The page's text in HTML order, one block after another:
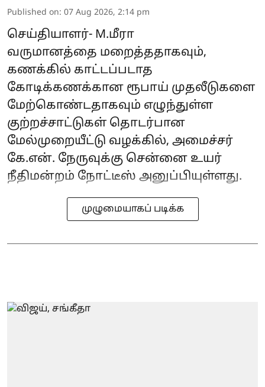
Published on: 07 Aug 2026, 2:14 pm
செய்தியாளர்- M.மீரா
வருமானத்தை மறைத்ததாகவும்,
கணக்கில் காட்டப்படாத
கோடிக்கணக்கான ரூபாய் முதலீடுகளை
மேற்கொண்டதாகவும் எழுந்துள்ள
குற்றச்சாட்டுகள் தொடர்பான
மேல்முறையீட்டு வழக்கில், அமைச்சர்
கே.என். நேருவுக்கு சென்னை உயர்
நீதிமன்றம் நோட்டீஸ் அனுப்பியுள்ளது.
முழுமையாகப் படிக்க